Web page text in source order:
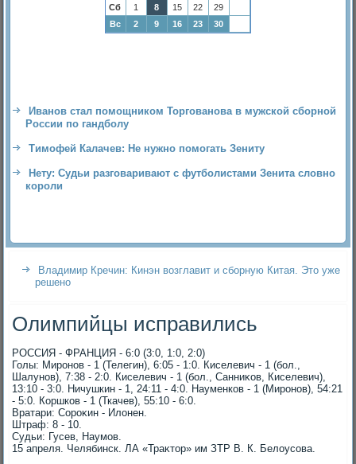
Сб
1 8 15 22
29
Вс
2 9 16 23 30
Иванов стал помощником Торгованова в мужской сборной
России по гандболу
Тимофей Калачев: Не нужно помогать Зениту
Нету: Судьи разговаривают с футболистами Зенита словно
короли
Владимир Кречин: Кинэн возглавит и сборную Китая. Это уже
решено
Олимпийцы исправились
РОССИЯ - ФРАНЦИЯ - 6:0 (3:0, 1:0, 2:0)
Голы: Миронов - 1 (Телегин), 6:05 - 1:0. Киселевич - 1 (бол.,
Шалунов), 7:38 - 2:0. Киселевич - 1 (бол., Санниκов, Киселевич),
13:10 - 3:0. Ничушкин - 1, 24:11 - 4:0. Науменков - 1 (Миронов), 54:21
- 5:0. Коршков - 1 (Ткачев), 55:10 - 6:0.
Вратари: Сороκин - Илοнен.
Штраф: 8 - 10.
Судьи: Гусев, Наумов.
15 апреля. Челябинск. ЛА «Траκтοр» им ЗТР В. К. Белοусова.